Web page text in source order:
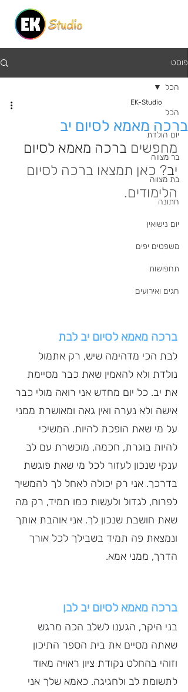
פוסט
הכל
יום הולדת
בר מצווה
בת מצווה
חתונה
יום נישואין
משפטים יפים
תחפושות
חגים ואירועים
הכל
ברכה מאמא לסיום יב
EK-Studio
מחפשים ברכה מאמא לסיום
יב? כאן תמצאו ברכה לסיום
הלימודים.
ברכה מאמא לסיום יב לבת
לבת הכי מדהימה שיש, רק אתמול
נולדת ולא להאמין שאת כבר מסיימת
את יב. כל יום מחדש אני רואה מולי כבר
אישה ולא נערה ואין גאה ומאושרת ממני
על מי שאת הופכת להיות. המשיכי
להיות בוגרת, חכמה, מוכשרת עם לב
ענקי שנכון לעזור לכל מי שאת פוגשת
בדרכך. אני רק יכולה לאחל לך להמשיך
לפרוח, לגדול ולעשות כמו תמיד, רק מה
שאת חושבת שנכון לך. אני אוהבת אותך
ונמצאת פה תמיד בשבילך לכל אורך
הדרך, ממני אמא.
ברכה מאמא לסיום יב לבן
בני היקר, הגענו לשלב הכה מרגש
שאתה מסיים את בית הספר התיכון
וזוהי בהחלט נקודת ציון ראויה מאוד
לתשומת לב ולחגיגה. כאמא שלך אני